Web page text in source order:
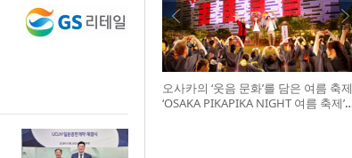
오사카의 ‘웃음 문화’를 담은 여름 축제
‘OSAKA PIKAPIKA NIGHT 여름 축제’